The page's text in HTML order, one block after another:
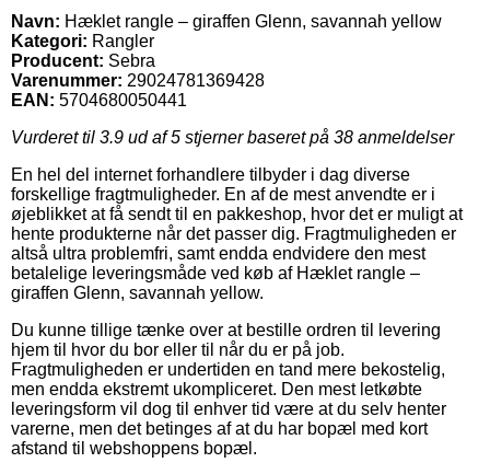
Navn: Hæklet rangle – giraffen Glenn, savannah yellow
Kategori: Rangler
Producent: Sebra
Varenummer: 29024781369428
EAN: 5704680050441
Vurderet til 3.9 ud af 5 stjerner baseret på 38 anmeldelser
En hel del internet forhandlere tilbyder i dag diverse
forskellige fragtmuligheder. En af de mest anvendte er i
øjeblikket at få sendt til en pakkeshop, hvor det er muligt at
hente produkterne når det passer dig. Fragtmuligheden er
altså ultra problemfri, samt endda endvidere den mest
betalelige leveringsmåde ved køb af Hæklet rangle –
giraffen Glenn, savannah yellow.
Du kunne tillige tænke over at bestille ordren til levering
hjem til hvor du bor eller til når du er på job.
Fragtmuligheden er undertiden en tand mere bekostelig,
men endda ekstremt ukompliceret. Den mest letkøbte
leveringsform vil dog til enhver tid være at du selv henter
varerne, men det betinges af at du har bopæl med kort
afstand til webshoppens bopæl.